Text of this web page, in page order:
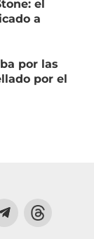
el
a
por las
por el